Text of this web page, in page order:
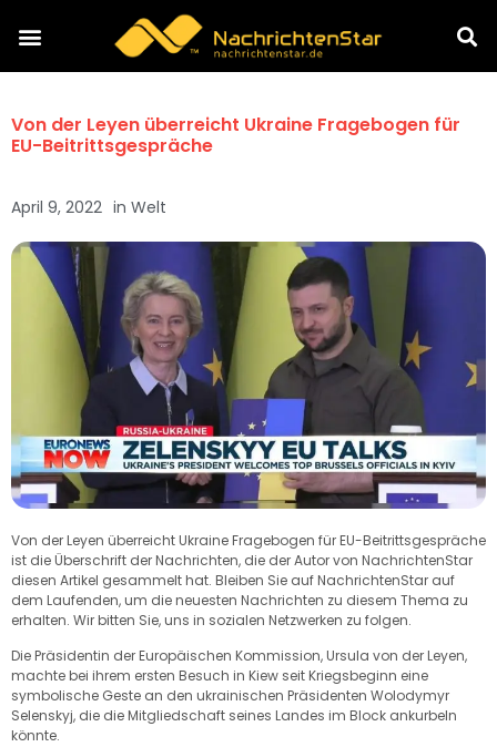
Von der Leyen überreicht Ukraine Fragebogen für
EU-Beitrittsgespräche
April 9, 2022 in Welt
Von der Leyen überreicht Ukraine Fragebogen für EU-Beitrittsgespräche
ist die Überschrift der Nachrichten, die der Autor von NachrichtenStar
diesen Artikel gesammelt hat. Bleiben Sie auf NachrichtenStar auf
dem Laufenden, um die neuesten Nachrichten zu diesem Thema zu
erhalten. Wir bitten Sie, uns in sozialen Netzwerken zu folgen.
Die Präsidentin der Europäischen Kommission, Ursula von der Leyen,
machte bei ihrem ersten Besuch in Kiew seit Kriegsbeginn eine
symbolische Geste an den ukrainischen Präsidenten Wolodymyr
Selenskyj, die die Mitgliedschaft seines Landes im Block ankurbeln
könnte.